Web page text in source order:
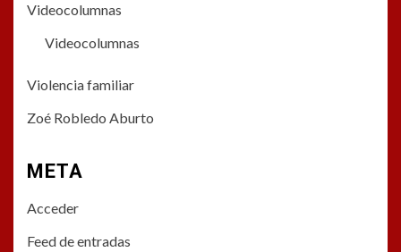
Videocolumnas
Videocolumnas
Violencia familiar
Zoé Robledo Aburto
META
Acceder
Feed de entradas